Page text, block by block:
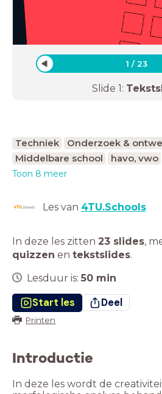
1 /23
Slide 1:
Techniek Onderzoek &
Middelbare school
havo, vwo
Toon 8 meer
Les van 4TU.Schools
In deze les zitten 23 slides,
quizzen en tekstslides.
Lesduur is: 50 min
Start les Deel
Printen
Introductie
In deze les wordt de